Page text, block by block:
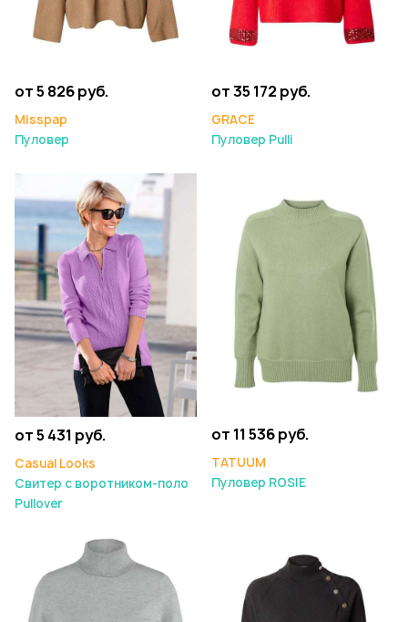
от 5 826 руб.
Misspap
Пуловер
от 35 172 руб.
GRACE
Пуловер Pulli
от 5 431 руб.
Casual Looks
Свитер с воротником-поло
Pullover
от 11 536 руб.
TATUUM
Пуловер ROSIE